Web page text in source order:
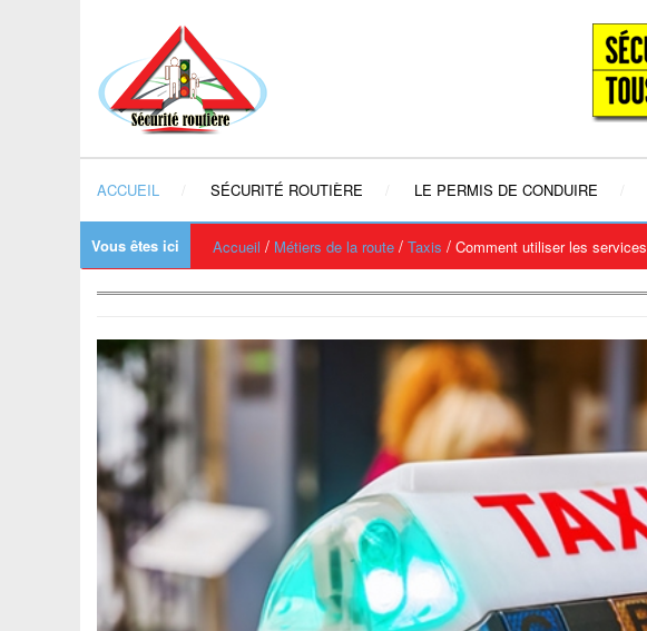
ACCUEIL SÉCURITÉ ROUTIÈRE LE PERMIS DE CONDUIRE
Vous êtes ici Accueil / Métiers de la route / Taxis / Comment utiliser les